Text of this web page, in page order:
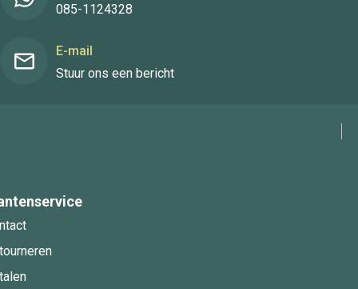
085-1124328
E-mail
Stuur ons een bericht